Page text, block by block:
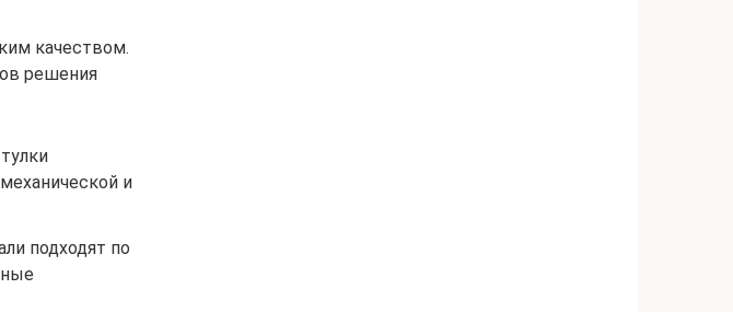
качеством.
решения
и
подходят по